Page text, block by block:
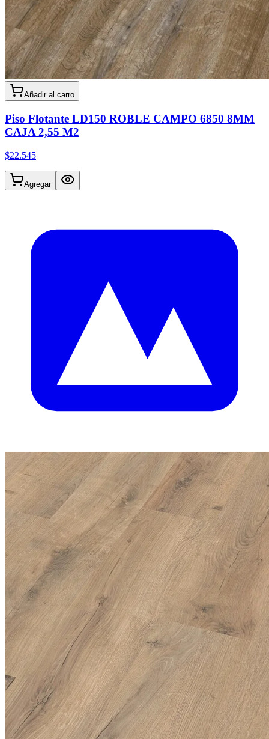
Añadir al carro
Piso Flotante LD150 ROBLE CAMPO 6850 8MM
CAJA 2,55 M2
$22.545
Agregar